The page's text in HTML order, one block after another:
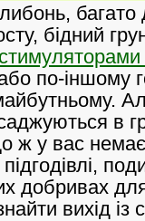
багато
бідний
стимуляторами
по-іншому
в
ж у вас
добривах
вихід із